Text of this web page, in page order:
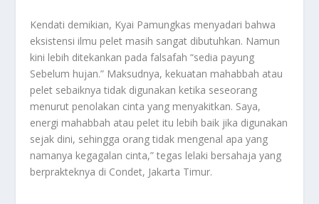
Kendati demikian, Kyai Pamungkas menyadari bahwa
eksistensi ilmu pelet masih sangat dibutuhkan. Namun
kini lebih ditekankan pada falsafah “sedia payung
Sebelum hujan.” Maksudnya, kekuatan mahabbah atau
pelet sebaiknya tidak digunakan ketika seseorang
menurut penolakan cinta yang menyakitkan. Saya,
energi mahabbah atau pelet itu lebih baik jika digunakan
sejak dini, sehingga orang tidak mengenal apa yang
namanya kegagalan cinta,” tegas lelaki bersahaja yang
berprakteknya di Condet, Jakarta Timur.